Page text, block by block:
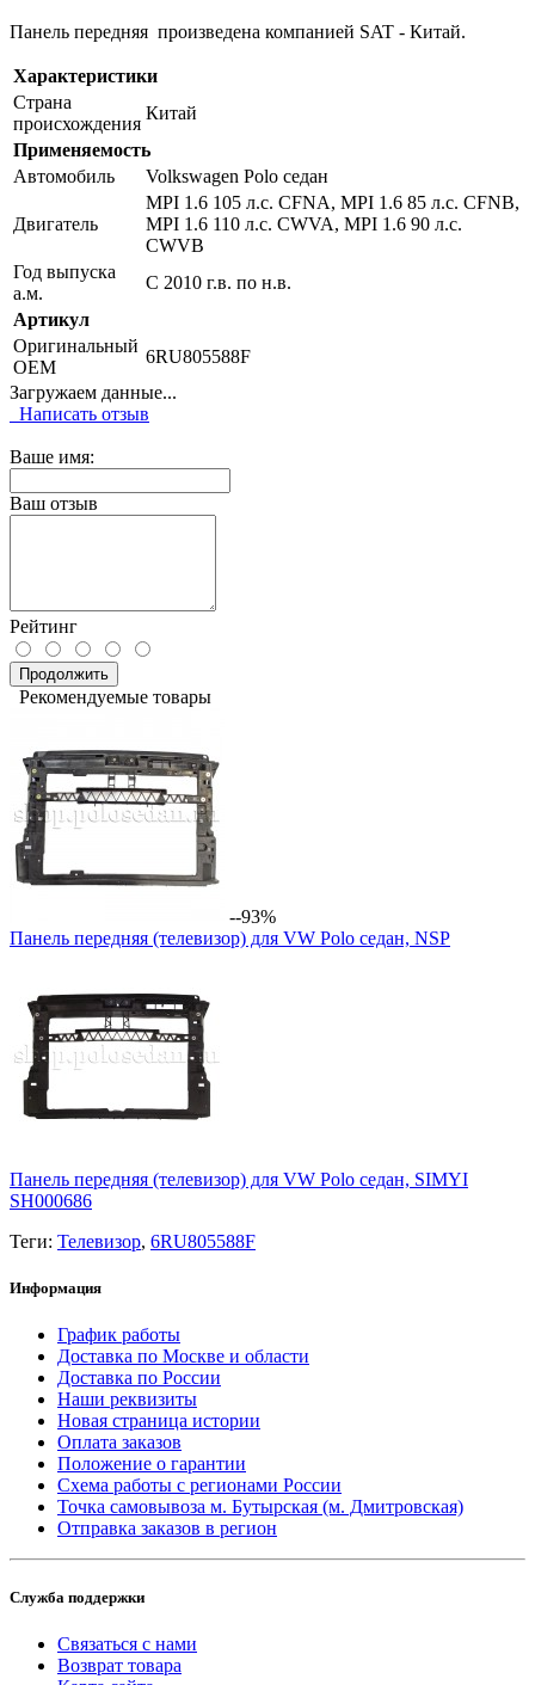
Панель передняя произведена компанией SAT - Китай.
Характеристики
Страна
происхождения
Китай
Применяемость
Автомобиль
Volkswagen Polo седан
Двигатель
MPI 1.6 105 л.с. CFNA, MPI 1.6 85 л.с. CFNB,
MPI 1.6 110 л.с. CWVA, MPI 1.6 90 л.с.
CWVB
Год выпуска
а.м.
С 2010 г.в. по н.в.
Артикул
Оригинальный
OEM
6RU805588F
Загружаем данные...
Написать отзыв
Ваше имя:
Ваш отзыв
Рейтинг
Продолжить
Рекомендуемые товары
--93%
Панель передняя (телевизор) для VW Polo седан, NSP
Панель передняя (телевизор) для VW Polo седан, SIMYI
SH000686
Теги: Телевизор, 6RU805588F
Информация
График работы
Доставка по Москве и области
Доставка по России
Наши реквизиты
Новая страница истории
Оплата заказов
Положение о гарантии
Схема работы с регионами России
Точка самовывоза м. Бутырская (м. Дмитровская)
Отправка заказов в регион
Служба поддержки
Связаться с нами
Возврат товара